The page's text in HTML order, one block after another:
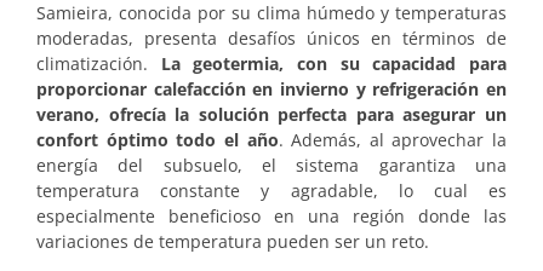
Samieira, conocida por su clima húmedo y temperaturas
moderadas, presenta desafíos únicos en términos de
climatización. La geotermia, con su capacidad para
proporcionar calefacción en invierno y refrigeración en
verano, ofrecía la solución perfecta para asegurar un
confort óptimo todo el año. Además, al aprovechar la
energía del subsuelo, el sistema garantiza una
temperatura constante y agradable, lo cual es
especialmente beneficioso en una región donde las
variaciones de temperatura pueden ser un reto.